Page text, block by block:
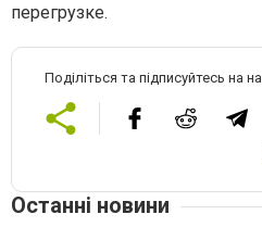
перегрузке.
Поділіться та підписуйтесь на
Останні новини